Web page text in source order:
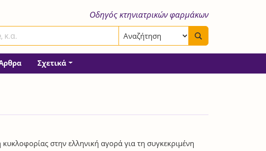
Οδηγός κτηνιατρικών φαρμάκων
Σχετικά
στην ελληνική αγορά για τη συγκεκριμένη